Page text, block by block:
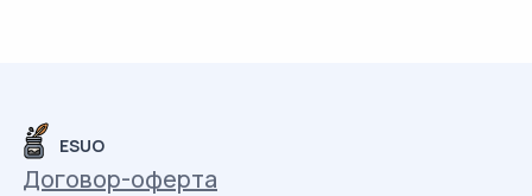
ESUO
Договор-оферта